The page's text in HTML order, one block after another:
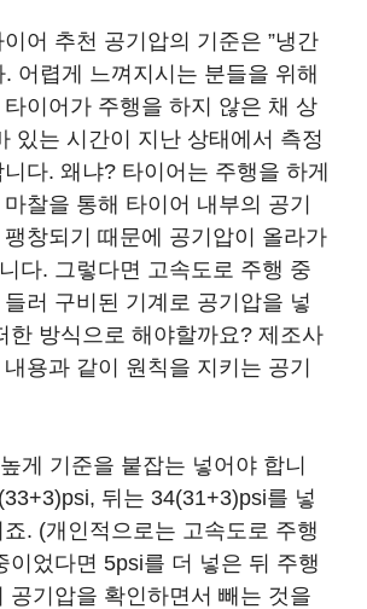
어 추천 공기압의 기준은 ”냉간
. 어렵게 느껴지시는 분들을 위해
이어가 주행을 하지 않은 채 상
있는 시간이 지난 상태에서 측정
다. 왜냐? 타이어는 주행을 하게
찰을 통해 타이어 내부의 공기
창되기 때문에 공기압이 올라가
다. 그렇다면 고속도로 주행 중
러 구비된 기계로 공기압을 넣
한 방식으로 해야할까요? 제조사
용과 같이 원칙을 지키는 공기
게 기준을 붙잡는 넣어야 합니
뒤는 34(31+3)psi를 넣
. (개인적으로는 고속도로 주행
이었다면 5psi를 더 넣은 뒤 주행
공기압을 확인하면서 빼는 것을